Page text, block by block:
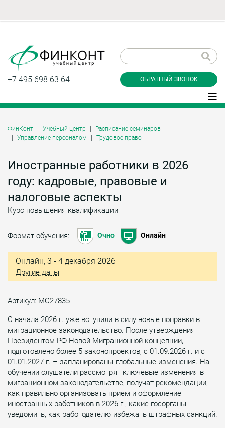
+7 495 698 63 64 ОБРАТНЫЙ ЗВОНОК
ФинКонт Учебный центр
Расписание семинаров
Управление персоналом
Трудовое право
Иностранные работники в 2026
году: кадровые, правовые и
налоговые аспекты
Курс повышения квалификации
Формат обучения: Очно Онлайн
Онлайн, 3 - 4 декабря 2026
Другие даты
Артикул: МС27835
С начала 2026 г. уже вступили в силу новые поправки в
миграционное законодательство. После утверждения
Президентом РФ Новой Миграционной концепции,
подготовлено более 5 законопроектов, с 01.09.2026 г. и с
01.01.2027 г. – запланированы глобальные изменения. На
обучении слушатели рассмотрят ключевые изменения в
миграционном законодательстве, получат рекомендации,
как правильно организовать прием и оформление
иностранных работников в 2026 г., какие госорганы
уведомить, как работодателю избежать штрафных санкций.
звонок
Даю согласие на обработку персональных
конфиденциальности
Заказать